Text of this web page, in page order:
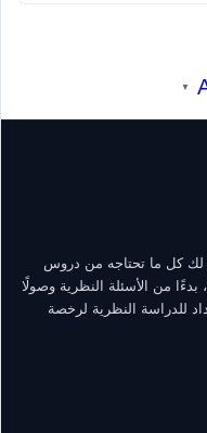
▼
لك كل ما تحتاجه من دروس
من الأسئلة النظرية وصولًا
للدراسة النظرية لرخصة